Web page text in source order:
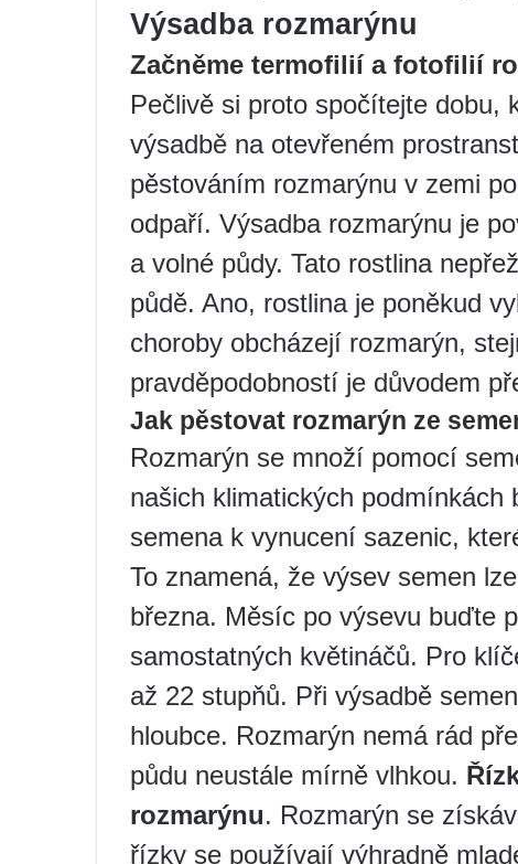
Výsadba rozmarýnu
Začněme termofilií a fotofilií
Pečlivě si proto spočítejte dobu,
výsadbě na otevřeném
pěstováním rozmarýnu v zemi
odpaří. Výsadba rozmarýnu je
a volné půdy. Tato rostlina
půdě. Ano, rostlina je poněkud
choroby obcházejí rozmarýn,
pravděpodobností je důvodem
Jak pěstovat rozmarýn ze
Rozmarýn se množí pomocí
našich klimatických
semena k vynucení sazenic,
To znamená, že výsev semen
března. Měsíc po výsevu buďte
samostatných květináčů. Pro
až 22 stupňů. Při výsadbě
hloubce. Rozmarýn nemá rád
půdu neustále mírně vlhkou.
rozmarýnu. Rozmarýn se
řízky se používají výhradně